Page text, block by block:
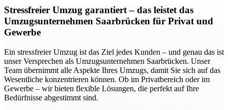
Stressfreier Umzug garantiert – das leistet das
Umzugsunternehmen Saarbrücken für Privat und
Gewerbe
Ein stressfreier Umzug ist das Ziel jedes Kunden – und genau das ist
unser Versprechen als Umzugsunternehmen Saarbrücken. Unser
Team übernimmt alle Aspekte Ihres Umzugs, damit Sie sich auf das
Wesentliche konzentrieren können. Ob im Privatbereich oder im
Gewerbe – wir bieten flexible Lösungen, die perfekt auf Ihre
Bedürfnisse abgestimmt sind.